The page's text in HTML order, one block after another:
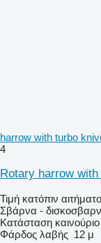
harrow with turbo
4
Rotary harrow
Τιμή κατόπιν
Σβάρνα -
Κατάσταση καινούριο
Φάρδος λαβής 12 μ